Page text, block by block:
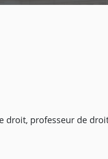
droit, professeur de